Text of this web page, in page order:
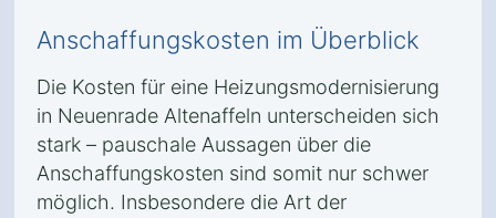
Anschaffungskosten im Überblick
Die Kosten für eine Heizungsmodernisierung
in Neuenrade Altenaffeln unterscheiden sich
stark – pauschale Aussagen über die
Anschaffungskosten sind somit nur schwer
möglich. Insbesondere die Art der